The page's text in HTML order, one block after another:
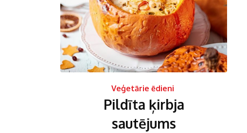
Veģetārie ēdieni
Pildīta ķirbja
sautējums